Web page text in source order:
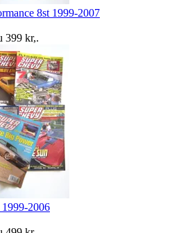
8st 1999-2007
399 kr,.
1999-2006